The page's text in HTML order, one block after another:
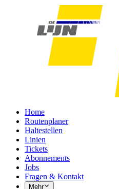
Home
Routenplaner
Haltestellen
Linien
Tickets
Abonnements
Jobs
Fragen & Kontakt
Mehr